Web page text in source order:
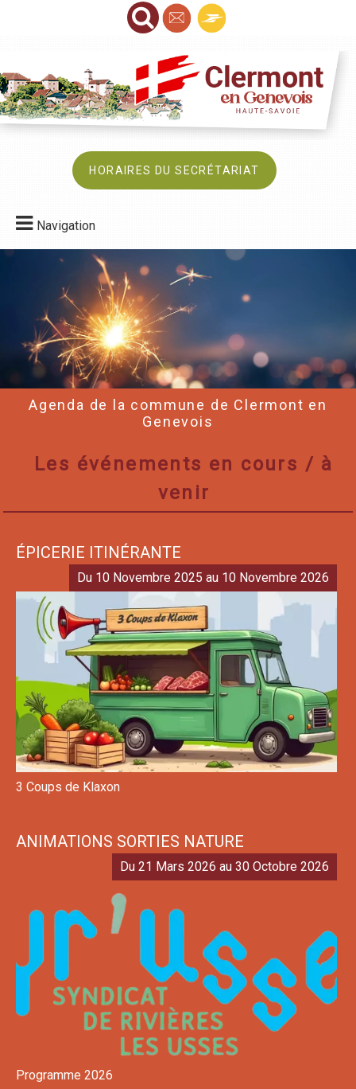
HORAIRES DU SECRÉTARIAT
Navigation
Agenda de la commune de Clermont en
Genevois
Les événements en cours / à
venir
ÉPICERIE ITINÉRANTE
Du 10 Novembre 2025 au 10 Novembre 2026
3 Coups de Klaxon
ANIMATIONS SORTIES NATURE
Du 21 Mars 2026 au 30 Octobre 2026
Programme 2026